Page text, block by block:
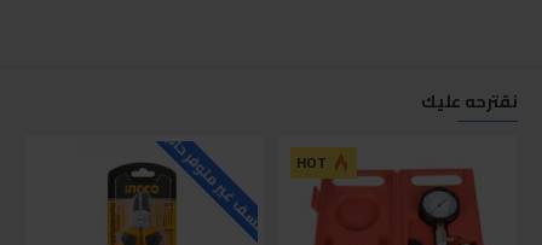
نقترحه عليك
HOT للاسف غير متوفر حاليا